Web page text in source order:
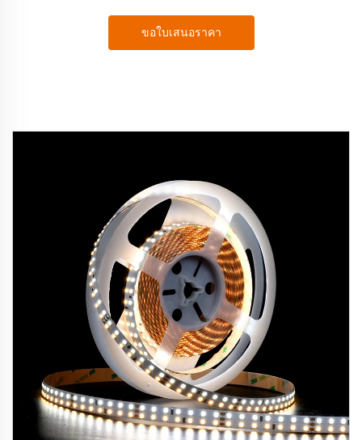
ขอใบเสนอราคา